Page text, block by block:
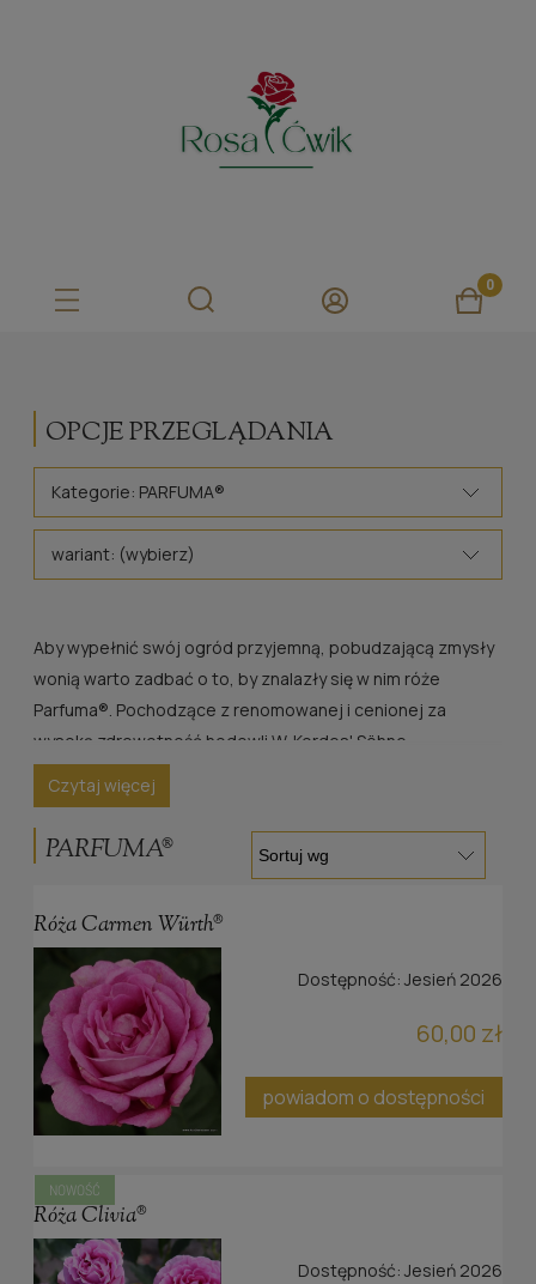
OPCJE PRZEGLĄDANIA
Kategorie: PARFUMA®
wariant: (wybierz)
Aby wypełnić swój ogród przyjemną, pobudzającą zmysły
wonią warto zadbać o to, by znalazły się w nim róże
Parfuma®. Pochodzące z renomowanej i cenionej za
wysoką zdrowotność hodowli W. Kordes' Söhne,
zachwycają nie tylko zapachem, ale też pięknem,
stanowiąc ozdobę ogrodowych aranżacji. W naszej ofercie
można znaleźć je w wielu efektownych, a przy tym
odpornych na choroby odmianach.
Czytaj więcej
PARFUMA®
Róża Carmen Würth®
Dostępność: Jesień 2026
60,00 zł
powiadom o dostępności
Róża Clivia®
Dostępność: Jesień 2026
NOWOŚĆ